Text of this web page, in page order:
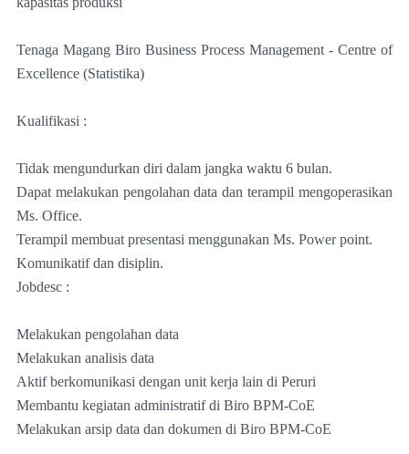
Tenaga Magang Biro Business Process Management - Centre of
Excellence (Statistika)
Kualifikasi :
Tidak mengundurkan diri dalam jangka waktu 6 bulan.
Dapat melakukan pengolahan data dan terampil mengoperasikan
Ms. Office.
Terampil membuat presentasi menggunakan Ms. Power point.
Komunikatif dan disiplin.
Jobdesc :
Melakukan pengolahan data
Melakukan analisis data
Aktif berkomunikasi dengan unit kerja lain di Peruri
Membantu kegiatan administratif di Biro BPM-CoE
Melakukan arsip data dan dokumen di Biro BPM-CoE